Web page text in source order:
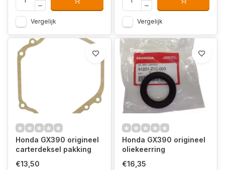
Vergelijk Vergelijk
Honda GX390 origineel
carterdeksel pakking
€13,50
Honda GX390 origineel
oliekeerring
€16,35